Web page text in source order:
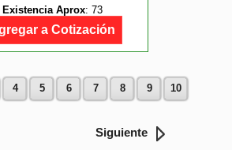
Existencia Aprox: 73
a Cotización
4 5 6 7 8 9 10
Siguiente